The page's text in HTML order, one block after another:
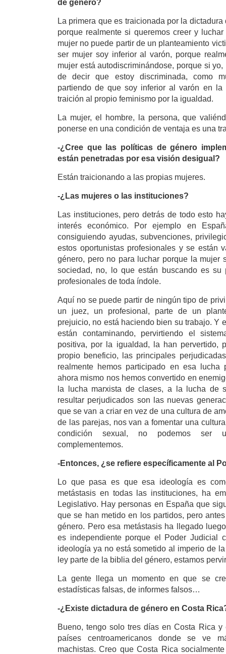
de género?
La primera que es traicionada por la
porque realmente si queremos creer y
mujer no puede partir de un planteamiento
ser mujer soy inferior al varón, porque
mujer está autodiscriminándose, porque si
de decir que estoy discriminada, como
partiendo de que soy inferior al varón en
traición al propio feminismo por la igualdad.
La mujer, el hombre, la persona, que
ponerse en una condición de ventaja es una
-¿Cree que las políticas de género
están penetradas por esa visión desigual?
Están traicionando a las propias mujeres.
-¿Las mujeres o las instituciones?
Las instituciones, pero detrás de todo esto
interés económico. Por ejemplo en
consiguiendo ayudas, subvenciones,
estos oportunistas profesionales y se están
género, pero no para luchar porque la mujer
sociedad, no, lo que están buscando es
profesionales de toda índole.
Aquí no se puede partir de ningún tipo de
un juez, un profesional, parte de un
prejuicio, no está haciendo bien su trabajo. Y
están contaminando, pervirtiendo el
positiva, por la igualdad, la han pervertido,
propio beneficio, las principales
realmente hemos participado en esa
ahora mismo nos hemos convertido en
la lucha marxista de clases, a la lucha de
resultar perjudicados son las nuevas
que se van a criar en vez de una cultura de
de las parejas, nos van a fomentar una
condición sexual, no podemos ser
complementemos.
-Entonces, ¿se refiere específicamente al
Lo que pasa es que esa ideología es
metástasis en todas las instituciones, ha
Legislativo. Hay personas en España que
que se han metido en los partidos, pero
género. Pero esa metástasis ha llegado
es independiente porque el Poder Judicial
ideología ya no está sometido al imperio de
ley parte de la biblia del género, estamos
La gente llega un momento en que se
estadísticas falsas, de informes falsos…
-¿Existe dictadura de género en Costa
Bueno, tengo solo tres días en Costa Rica
países centroamericanos donde se ve
machistas. Creo que Costa Rica